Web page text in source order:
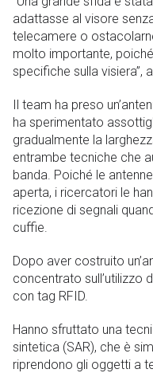
adattasse al visore
telecamere o
molto importante,
specifiche sulla visiera”,
Il team ha preso
ha sperimentato
gradualmente la
entrambe tecniche che
banda. Poiché le
aperta, i ricercatori le
ricezione di segnali
cuffie.
Dopo aver costruito
concentrato sull’utilizzo
con tag RFID.
Hanno sfruttato una
sintetica (SAR), che è
riprendono gli oggetti a